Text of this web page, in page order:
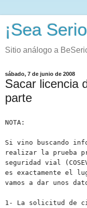
¡Sea
Sitio análogo a
sábado, 7 de junio de 2008
Sacar licencia
parte
NOTA:
Si vino buscando
realizar la prueba
seguridad vial
es exactamente el
vamos a dar unos
1- La solicitud de